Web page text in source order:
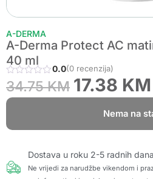
A-DERMA
A-Derma Protect AC
40 ml
0.0(0 recenzija)
34.75KM 17.38 KM
Nema na
Dostava u roku 2-5 radnih dana
Ne vrijedi za narudžbe vikendom i